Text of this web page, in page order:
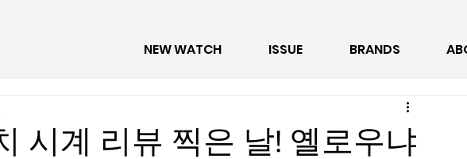
NEW WATCH ISSUE BRANDS
시계 리뷰 찍은 날! 옐로우냐